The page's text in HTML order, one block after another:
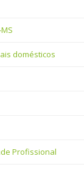
domésticos
Profissional